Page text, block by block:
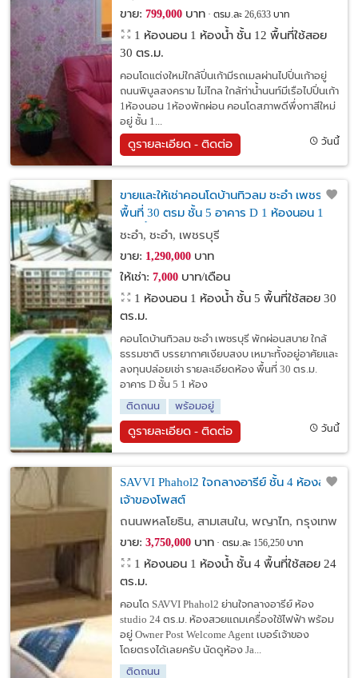
ขาย: 799,000บาท ตรม.ละ 26,633 บาท
1 ห้องนอน 1 ห้องน้ำ ชั้น 12 พื้นที่ใช้สอย
30 ตร.ม.
คอนโดแต่งใหม่ใกล้ปิ่นเก้ามีรถเมลผ่านไปปิ่นเก้าอยู่
ถนนพิบูลสงคราม ไม่ไกล ใกล้ท่าน้ำนนท์มีเรือไปปิ่นเก้า
1ห้องนอน 1ห้องพักผ่อน คอนโดสภาพดีพึ่งทาสีใหม่
อยู่ ชั้น 1...
ดูรายละเอียด - ติดต่อ วันนี้
ขายและให้เช่าคอนโดบ้านทิวลม ชะอำ เพชรบุรี
พื้นที่ 30 ตรม ชั้น 5 อาคาร D 1 ห้องนอน 1
ห้องน้ำ เฟอร์ครบพร้อมอยู่
ชะอำ, ชะอำ, เพชรบุรี
ขาย: 1,290,000บาท
ให้เช่า: 7,000บาท/เดือน
1 ห้องนอน 1 ห้องน้ำ ชั้น 5 พื้นที่ใช้สอย 30
ตร.ม.
คอนโดบ้านทิวลม ชะอำ เพชรบุรี พักผ่อนสบาย ใกล้
ธรรมชาติ บรรยากาศเงียบสงบ เหมาะทั้งอยู่อาศัยและ
ลงทุนปล่อยเช่า รายละเอียดห้อง พื้นที่ 30 ตร.ม.
อาคาร D ชั้น 5 1 ห้อง
ติดถนน
พร้อมอยู่
ดูรายละเอียด - ติดต่อ วันนี้
SAVVI Phahol2 ใจกลางอารีย์ ชั้น 4 ห้องสวย
เจ้าของโพสต์
ถนนพหลโยธิน, สามเสนใน, พญาไท, กรุงเทพ
ขาย: 3,750,000บาท ตรม.ละ 156,250 บาท
1 ห้องนอน 1 ห้องน้ำ ชั้น 4 พื้นที่ใช้สอย 24
ตร.ม.
คอนโด SAVVI Phahol2 ย่านใจกลางอารีย์ ห้อง
studio 24 ตร.ม. ห้องสวยแถมเครื่องใช้ไฟฟ้า พร้อม
อยู่ Owner Post Welcome Agent เบอร์เจ้าของ
โดยตรงได้เลยครับ นัดดูห้อง Ja...
ติดถนน